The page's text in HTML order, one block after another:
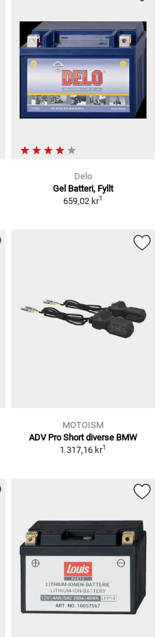
Delo
Gel Batteri, Fyllt
659,02 kr1
MOTOISM
ADV Pro Short diverse BMW
1 317,16 kr1